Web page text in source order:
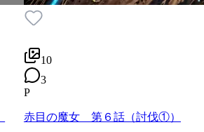
10
3
P
赤目の魔女 第６話（討伐①）